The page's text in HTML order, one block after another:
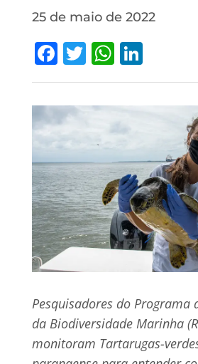
25 de maio de 2022
Facebook
Twitter
Pesquisadores do Programa
da Biodiversidade Marinha
monitoram Tartarugas-